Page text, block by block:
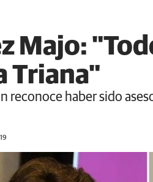
Majo:
Triana"
reconoce haber sido